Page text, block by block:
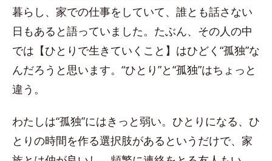
暮らし、家での仕事をしていて、誰とも話さない
日もあると語っていました。たぶん、その人の中
では【ひとりで生きていくこと】はひどく“孤独”な
んだろうと思います。“ひとり”と“孤独”はちょっと
違う。
わたしは“孤独”にはきっと弱い。ひとりになる、ひ
とりの時間を作る選択肢があるというだけで、家